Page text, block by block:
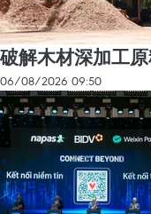
破解木材深加工
06/08/2026 09:50